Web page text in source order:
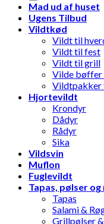
Mad ud af huset
Ugens Tilbud
Vildtkød
Vildt til
Vildt til fest
Vildt til grill
Vilde bøffer
Vildtpakker
Hjortevildt
Krondyr
Dådyr
Rådyr
Sika
Vildsvin
Muflon
Fuglevildt
Tapas, pølser
Tapas
Salami &
Grillpølser